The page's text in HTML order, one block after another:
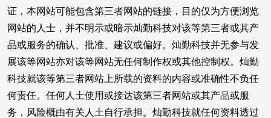
证，本网站可能包含第三者网站的链接，目的仅为方便浏览
网站的人士，并不明示或暗示灿勤科技对该等第三者或其产
品或服务的确认、批准、建议或偏好。灿勤科技并无参与发
展该等网站亦对该等网站无任何制作权或其他控制权。灿勤
科技就该等第三者网站上所载的资料的内容或准确性不负任
何责任。任何人土使用或接达该第三者网站或其产品或服
务，风险概由有关人土自行承担。灿勤科技就任何资料透过